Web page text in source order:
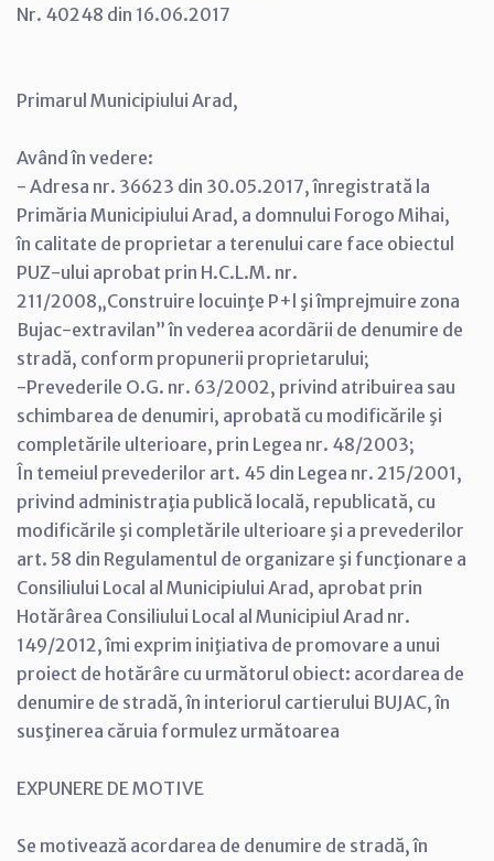
Nr. 40248 din 16.06.2017
Primarul Municipiului Arad,
Având în vedere:
- Adresa nr. 36623 din 30.05.2017, înregistrată la
Primăria Municipiului Arad, a domnului Forogo Mihai,
în calitate de proprietar a terenului care face obiectul
PUZ-ului aprobat prin H.C.L.M. nr.
211/2008„Construire locuinţe P+l şi împrejmuire zona
Bujac-extravilan” în vederea acordãrii de denumire de
stradă, conform propunerii proprietarului;
-Prevederile O.G. nr. 63/2002, privind atribuirea sau
schimbarea de denumiri, aprobată cu modificările şi
completările ulterioare, prin Legea nr. 48/2003;
În temeiul prevederilor art. 45 din Legea nr. 215/2001,
privind administraţia publică locală, republicată, cu
modificările şi completările ulterioare şi a prevederilor
art. 58 din Regulamentul de organizare şi funcţionare a
Consiliului Local al Municipiului Arad, aprobat prin
Hotărârea Consiliului Local al Municipiul Arad nr.
149/2012, îmi exprim iniţiativa de promovare a unui
proiect de hotărâre cu următorul obiect: acordarea de
denumire de stradă, în interiorul cartierului BUJAC, în
susţinerea căruia formulez următoarea
EXPUNERE DE MOTIVE
Se motivează acordarea de denumire de stradă, în